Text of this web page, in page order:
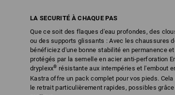
LA SECURITÉ À CHAQUE PAS
Que ce soit des flaques d'eau profondes, des
ou des supports glissants : Avec les chaussures
bénéficiez d'une bonne stabilité en permanence
protégés par la semelle en acier anti-perforation
dryplexx® résistante aux intempéries et l'embout
Kastra offre un pack complet pour vos pieds.
le retrait particulièrement rapides, possibles